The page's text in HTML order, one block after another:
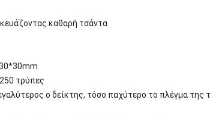
καθαρή τσάντα
τρύπες
ο δείκτης, τόσο παχύτερο το πλέγμα της